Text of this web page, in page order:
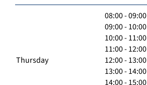
Thursday
08:00 - 09:00
09:00 - 10:00
10:00 - 11:00
11:00 - 12:00
12:00 - 13:00
13:00 - 14:00
14:00 - 15:00